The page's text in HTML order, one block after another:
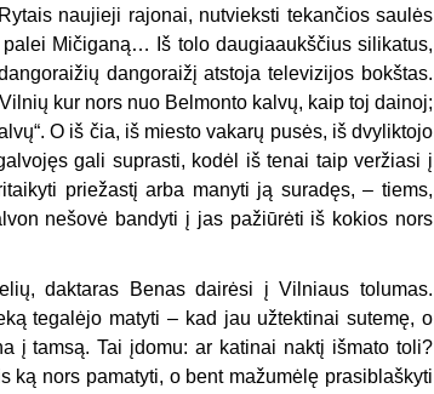
naujieji rajonai, nutvieksti tekančios saulės
Mičiganą… Iš tolo daugiaaukščius silikatus,
dangoraižį at­stoja televizijos bokštas.
kur nors nuo Belmonto kalvų, kaip toj dainoj;
O iš čia, iš miesto va­karų pusės, iš dvyliktojo
gali suprasti, kodėl iš tenai taip veržiasi į
priežastį arba manyti ją sura­dęs, – tiems,
ne­šovė bandyti į jas pažiūrėti iš kokios nors
daktaras Be­nas dairėsi į Vilniaus tolumas.
tegalėjo matyti – kad jau užtektinai sutemę, o
į tamsą. Tai įdomu: ar katinai naktį išmato toli?
nors pamatyti, o bent mažumėlę prasiblaškyti